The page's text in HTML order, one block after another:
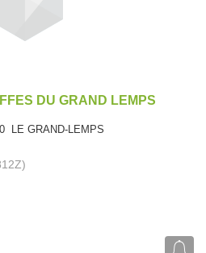
DU GRAND LEMPS
LE GRAND-LEMPS